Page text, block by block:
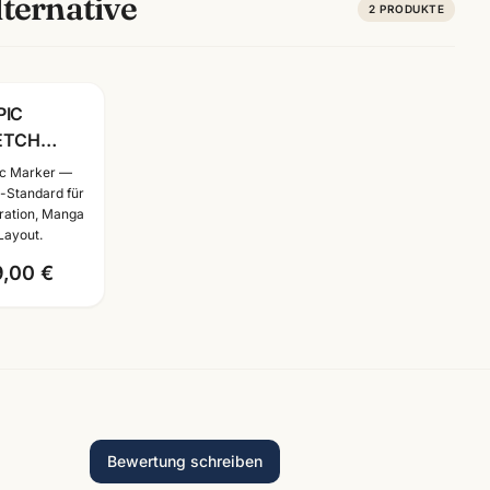
2 PRODUKTE
36er
Set ·
&
Marker —
Standard für
Manga
€
Bewertung schreiben